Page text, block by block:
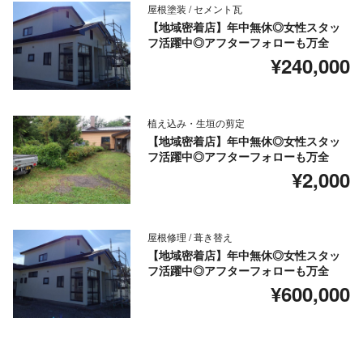
屋根塗装 / セメント瓦
【地域密着店】年中無休◎女性スタッ
フ活躍中◎アフターフォローも万全
¥240,000
植え込み・生垣の剪定
【地域密着店】年中無休◎女性スタッ
フ活躍中◎アフターフォローも万全
¥2,000
屋根修理 / 葺き替え
【地域密着店】年中無休◎女性スタッ
フ活躍中◎アフターフォローも万全
¥600,000